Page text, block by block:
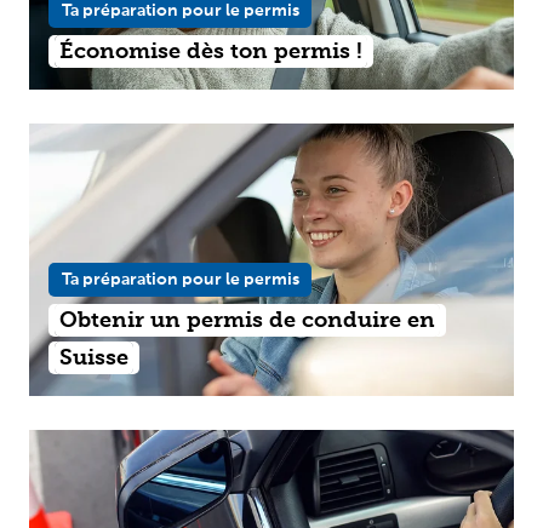
Ta préparation pour le permis
Économise dès ton permis !
Ta préparation pour le permis
Obtenir un permis de conduire en
Suisse